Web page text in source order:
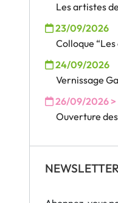
Les artistes
23/09/2026
Colloque
24/09/2026
Vernissage
26/09/2026
Ouverture